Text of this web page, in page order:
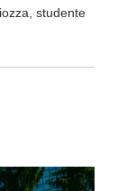
studente